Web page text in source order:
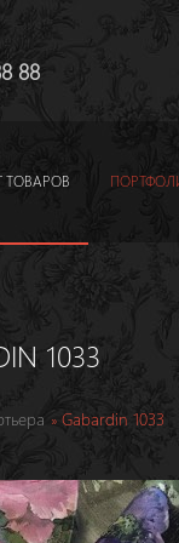
88
ТОВАРОВ
1033
Gabardin 1033